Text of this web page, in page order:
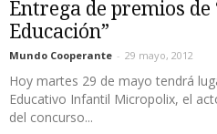
Entrega de premios de
Educación”
Mundo Cooperante - 29 mayo, 2012
Hoy martes 29 de mayo tendrá
Educativo Infantil Micropolix, el
del concurso...